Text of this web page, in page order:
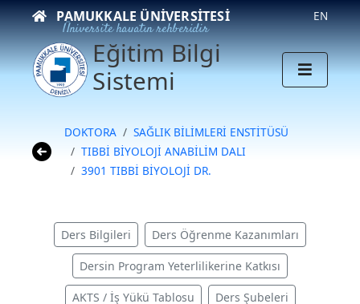
PAMUKKALE ÜNIVERSITESI
Üniversite hayatın rehberidir
EN
Eğitim Bilgi
Sistemi
DOKTORA
SAĞLIK BİLİMLERİ ENSTİTÜSÜ
TIBBİ BİYOLOJİ ANABİLİM DALI
3901 TIBBİ BİYOLOJİ DR.
Ders Bilgileri Ders Öğrenme Kazanımları
Dersin Program Yeterlilikerine Katkısı
AKTS / İş Yükü Tablosu Ders Şubeleri